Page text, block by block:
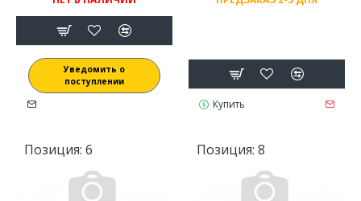
Уведомить о
поступлении
Купить
Позиция: 6 Позиция: 8